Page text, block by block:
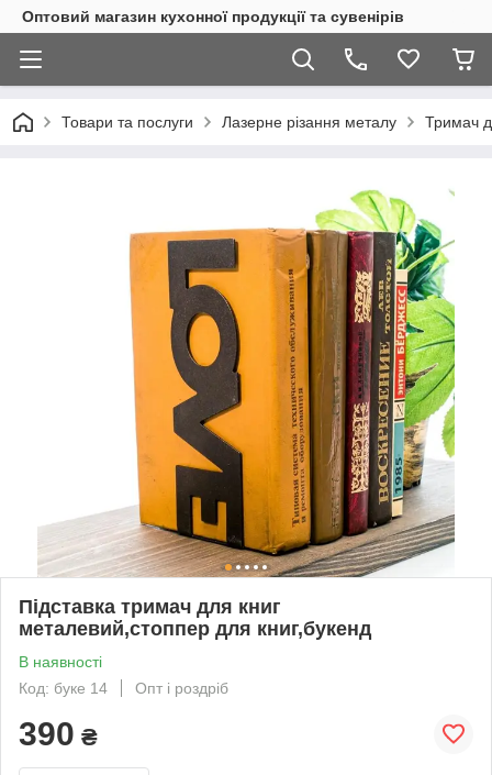
Оптовий магазин кухонної продукції та сувенірів
Товари та послуги Лазерне різання металу Тримач
Підставка тримач для книг
металевий,стоппер для книг,букенд
В наявності
Код: буке 14
Опт і роздріб
390 ₴